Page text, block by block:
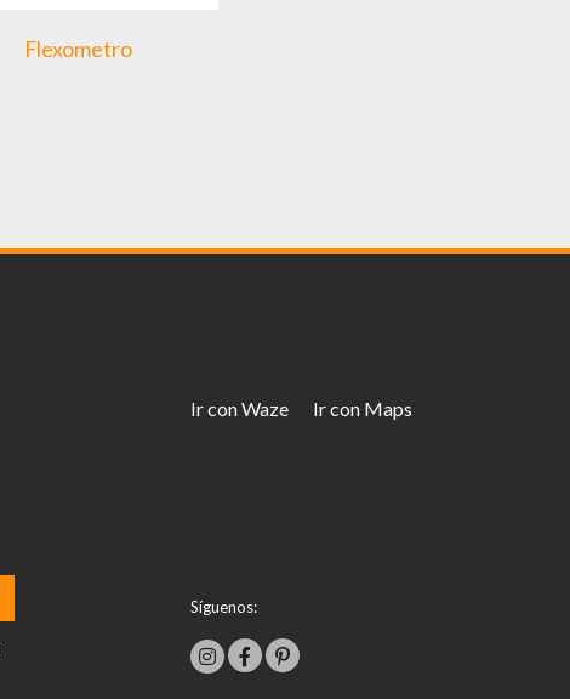
Flexometro
Ir con Waze Ir con Maps
Síguenos: